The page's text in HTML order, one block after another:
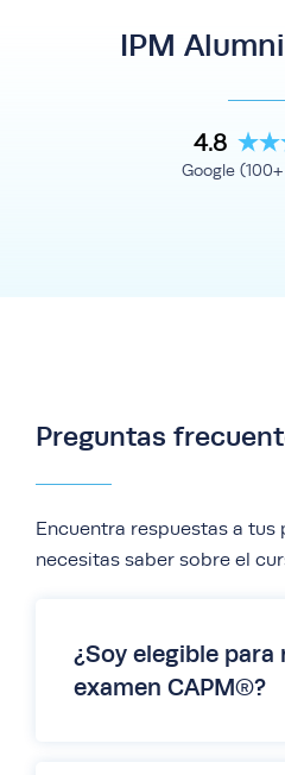
IPM
4.8
Google
Preguntas
Encuentra respuestas a
necesitas saber sobre el
¿Soy elegible para
examen CAPM®?